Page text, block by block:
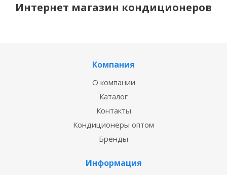
Интернет магазин кондиционеров
Компания
О компании
Каталог
Контакты
Кондиционеры оптом
Бренды
Информация